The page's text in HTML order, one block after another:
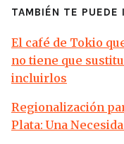
TAMBIÉN TE PUEDE
El café de Tokio
no tiene que
incluirlos
Regionalización
Plata: Una